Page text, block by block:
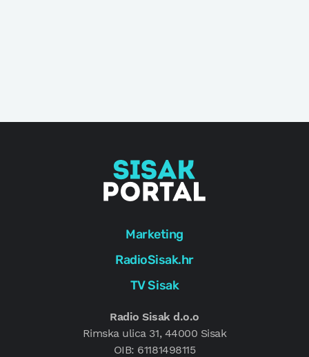
Marketing
RadioSisak.hr
TV Sisak
Radio Sisak d.o.o
Rimska ulica 31, 44000 Sisak
OIB: 61181498115